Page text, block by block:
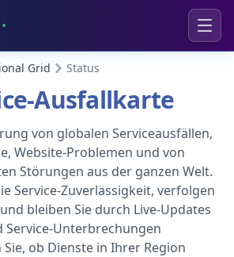
Grid Status
Ausfallkarte
von globalen Serviceausfällen,
Website-Problemen und von
Störungen aus der ganzen Welt.
Service-Zuverlässigkeit, verfolgen
bleiben Sie durch Live-Updates
Service-Unterbrechungen
ob Dienste in Ihrer Region